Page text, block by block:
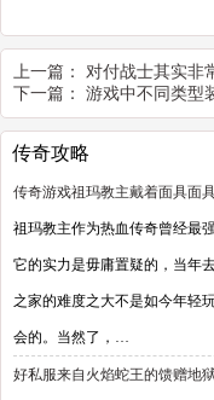
上一篇： 对付战士其实非
下一篇： 游戏中不同类型
传奇攻略
传奇游戏祖玛教主戴着面具面
祖玛教主作为热血传奇曾经最
它的实力是毋庸置疑的，当年
之家的难度之大不是如今年轻
会的。当然了，…
好私服来自火焰蛇王的馈赠地